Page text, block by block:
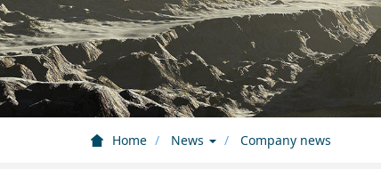
Home News Company news